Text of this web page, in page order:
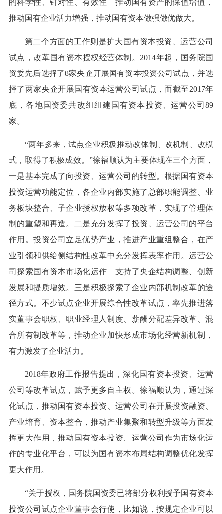
的科学性、针对性、有效性，推动国有资产的保值增值，
推动国有企业活力增强，推动国有资本做强做优做大。
第二个方面的工作则是扩大国有资本投资、运营公司
试点，改革国有资本授权经营体制。2014年起，国务院国
资委先后选择了8家央企开展国有资本投资公司试点，并选
择了两家央企开展国有资本运营公司试点，而截至2017年
底，各地国资委共改组组建国有资本投资、运营公司89
家。
“两年多来，试点企业积极推动改体制、改机制、改模
式，取得了积极成效。”徐福顺认为主要体现在三个方面，
一是基本完成了向投资、运营公司的转型。根据国有资本
投资运营功能定位，各企业内部实施了总部职能调整、业
务板块整合、子企业授权放权等多项改革，实现了管理体
制的重塑和再造。二是充分发挥了投资、运营公司的平台
作用。投资公司立足优势产业，推进产业重组整合，在产
业引领和供给侧结构性改革中充分发挥表率作用。运营公
司探索国有资本市场化运作，支持了央企结构调整、创新
发展和提质增效。三是积极探索了企业内部机制改革的途
径方式。不少试点企业开展综合性改革试点，率先推进落
实董事会职权、职业经理人制度、薪酬分配差异改革、混
合所有制改革等，推动企业加快形成市场化经营新机制，
有力激发了企业活力。
2018年政府工作报告提出，深化国有资本投资、运营
公司等改革试点，赋予更多自主权。徐福顺认为，通过深
化试点，推动国有资本投资、运营公司在开展投资融资、
产业培育、资本整合，推动产业集聚和转型升级等方面发
挥更大作用，推动国有资本投资、运营公司作为市场化运
作的专业化平台，可以为国有资本布局结构调整优化发挥
更大作用。
“关于授权，国务院国资委已将部分权利授予国有资本
投资公司试点企业董事会行使，比如说，按规定企业可以